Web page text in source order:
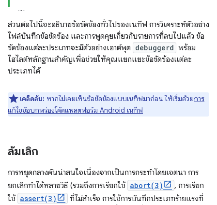
ส่วนต่อไปนี้จะอธิบายข้อขัดข้องทั่วไปของเนทีฟ การวิเคราะห์ตัวอย่าง
ไฟล์บันทึกข้อขัดข้อง และการพูดคุยเกี่ยวกับรายการที่ลบไปแล้ว ข้อ
ขัดข้องแต่ละประเภทจะมีตัวอย่างเอาต์พุต debuggerd พร้อม
ไฮไลต์หลักฐานสำคัญเพื่อช่วยให้คุณแยกแยะข้อขัดข้องแต่ละ
ประเภทได้
เคล็ดลับ: หากไม่เคยเห็นข้อขัดข้องแบบเนทีฟมาก่อน ให้เริ่มด้วยการ
แก้ไขข้อบกพร่องโค้ดแพลตฟอร์ม Android เนทีฟ
ล้มเลิก
การหยุดกลางคันน่าสนใจเนื่องจากเป็นการกระทำโดยเจตนา การ
ยกเลิกทำได้หลายวิธี (รวมถึงการเรียกใช้ abort(3)
, การเรียก
ใช้ assert(3)
ที่ไม่สําเร็จ การใช้การบันทึกประเภทร้ายแรงที่